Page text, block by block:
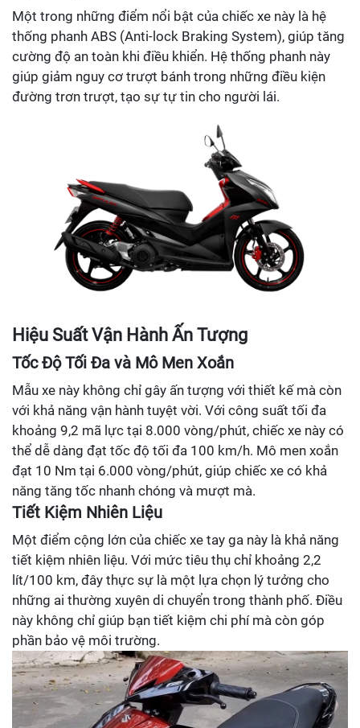
Một trong những điểm nổi bật của chiếc xe này là hệ
thống phanh ABS (Anti-lock Braking System), giúp tăng
cường độ an toàn khi điều khiển. Hệ thống phanh này
giúp giảm nguy cơ trượt bánh trong những điều kiện
đường trơn trượt, tạo sự tự tin cho người lái.
Hiệu Suất Vận Hành Ấn Tượng
Tốc Độ Tối Đa và Mô Men Xoắn
Mẫu xe này không chỉ gây ấn tượng với thiết kế mà còn
với khả năng vận hành tuyệt vời. Với công suất tối đa
khoảng 9,2 mã lực tại 8.000 vòng/phút, chiếc xe này có
thể dễ dàng đạt tốc độ tối đa 100 km/h. Mô men xoắn
đạt 10 Nm tại 6.000 vòng/phút, giúp chiếc xe có khả
năng tăng tốc nhanh chóng và mượt mà.
Tiết Kiệm Nhiên Liệu
Một điểm cộng lớn của chiếc xe tay ga này là khả năng
tiết kiệm nhiên liệu. Với mức tiêu thụ chỉ khoảng 2,2
lít/100 km, đây thực sự là một lựa chọn lý tưởng cho
những ai thường xuyên di chuyển trong thành phố. Điều
này không chỉ giúp bạn tiết kiệm chi phí mà còn góp
phần bảo vệ môi trường.